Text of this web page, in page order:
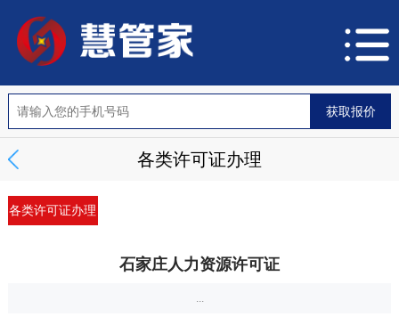
各类许可证办理
各类许可证办理
石家庄人力资源许可证